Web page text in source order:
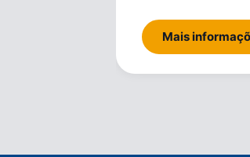
Mais